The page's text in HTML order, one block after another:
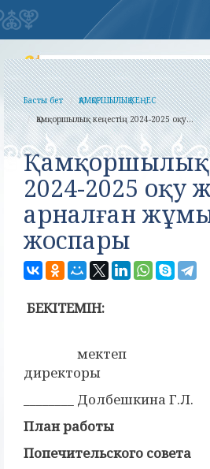
Басты бет
ҚАМҚОРШЫЛЫҚ КЕҢЕС
Қамқоршылық кеңестің 2024-2025 оқу...
Қамқоршылық
2024-2025 оқу
арналған
жоспары
БЕКІТЕМІН:
мектеп
________ Долбешкина Г.Л.
План работы
Попечительского совета